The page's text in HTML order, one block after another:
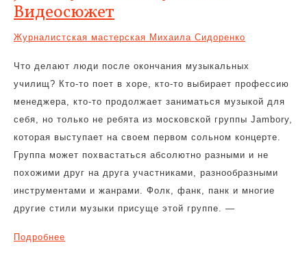
Видеосюжет
Журналистская мастерская Михаила Сидоренко
Что делают люди после окончания музыкальных
училищ? Кто-то поет в хоре, кто-то выбирает профессию
менеджера, кто-то продолжает заниматься музыкой для
себя, но только не ребята из московской группы Jambory,
которая выступает на своем первом сольном концерте.
Группа может похвастаться абсолютно разными и не
похожими друг на друга участниками, разнообразными
инструментами и жанрами. Фолк, фанк, панк и многие
другие стили музыки присуще этой группе. —
Подробнее